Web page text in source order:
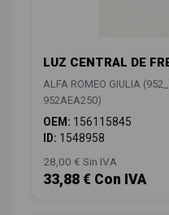
LUZ CENTRAL DE
ALFA ROMEO GIULIA
952AEA250)
OEM: 156115845
ID: 1548958
28,00 € Sin IVA
33,88 € Con IVA